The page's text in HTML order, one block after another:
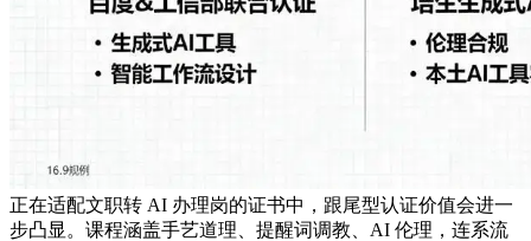
正在适配文职转 AI 办理岗的证书中，跟尾型认证价值会进一
步凸显。课程涵盖手艺道理、提醒词调教、AI 伦理，连系流